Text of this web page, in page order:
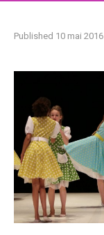
Published 10 mai 2016